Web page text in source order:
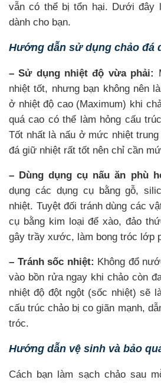
vẫn có thể bị tổn hại. Dưới đây
dành cho bạn.
Hướng dẫn sử dụng chảo đá
– Sử dụng nhiệt độ vừa phải:
nhiệt tốt, nhưng bạn không nên
ở nhiệt độ cao (Maximum) khi
quá cao có thể làm hỏng cấu
Tốt nhất là nấu ở mức nhiệt
đá giữ nhiệt rất tốt nên chỉ cần
– Dùng dụng cụ nấu ăn phù
dụng các dụng cụ bằng gỗ,
nhiệt. Tuyệt đối tránh dùng các
cụ bằng kim loại để xào, đảo
gây trầy xước, làm bong tróc lớp
– Tránh sốc nhiệt: Không đổ
vào bồn rửa ngay khi chảo còn
nhiệt độ đột ngột (sốc nhiệt) sẽ
cấu trúc chảo bị co giãn mạnh,
tróc.
Hướng dẫn vệ sinh và bảo
Cách bạn làm sạch chảo sau